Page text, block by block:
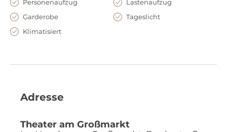
Personenaufzug
Lastenaufzug
Garderobe
Tageslicht
Klimatisiert
Adresse
Theater am Großmarkt